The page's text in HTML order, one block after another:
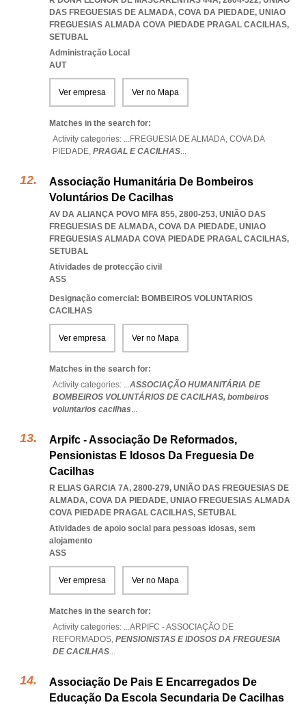
DAS FREGUESIAS DE ALMADA, COVA DA PIEDADE, UNIAO
FREGUESIAS ALMADA COVA PIEDADE PRAGAL CACILHAS,
SETUBAL
Administração Local
AUT
Ver empresa Ver no Mapa
Matches in the search for:
Activity categories: ...FREGUESIA DE ALMADA, COVA DA
PIEDADE, PRAGAL E CACILHAS...
Associação Humanitária De Bombeiros
Voluntários De Cacilhas
AV DA ALIANÇA POVO MFA 855, 2800-253, UNIÃO DAS
FREGUESIAS DE ALMADA, COVA DA PIEDADE, UNIAO
FREGUESIAS ALMADA COVA PIEDADE PRAGAL CACILHAS,
SETUBAL
Atividades de protecção civil
ASS
Designação comercial: BOMBEIROS VOLUNTARIOS
CACILHAS
Ver empresa Ver no Mapa
Matches in the search for:
Activity categories: ...ASSOCIAÇÃO HUMANITÁRIA DE
BOMBEIROS VOLUNTÁRIOS DE CACILHAS, bombeiros
voluntarios cacilhas...
Arpifc - Associação De Reformados,
Pensionistas E Idosos Da Freguesia De
Cacilhas
R ELIAS GARCIA 7A, 2800-279, UNIÃO DAS FREGUESIAS DE
ALMADA, COVA DA PIEDADE, UNIAO FREGUESIAS ALMADA
COVA PIEDADE PRAGAL CACILHAS, SETUBAL
Atividades de apoio social para pessoas idosas, sem
alojamento
ASS
Ver empresa Ver no Mapa
Matches in the search for:
Activity categories: ...ARPIFC - ASSOCIAÇÃO DE
REFORMADOS, PENSIONISTAS E IDOSOS DA FREGUESIA
DE CACILHAS...
Associação De Pais E Encarregados De
Educação Da Escola Secundaria De Cacilhas